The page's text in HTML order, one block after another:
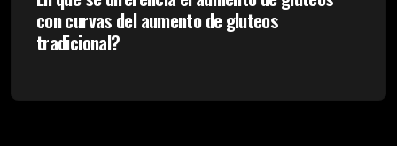
con curvas del aumento de gluteos
tradicional?